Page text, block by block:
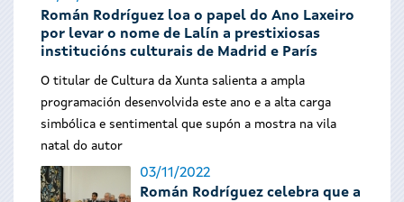
Román Rodríguez loa o papel do Ano Laxeiro
por levar o nome de Lalín a prestixiosas
institucións culturais de Madrid e París
O titular de Cultura da Xunta salienta a ampla
programación desenvolvida este ano e a alta carga
simbólica e sentimental que supón a mostra na vila
natal do autor
03/11/2022
Román Rodríguez celebra que a